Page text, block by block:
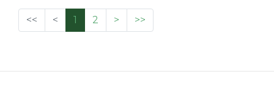
<< < 1 2 > >>